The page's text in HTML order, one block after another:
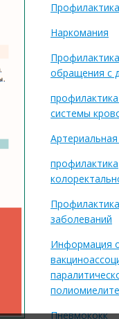
Наркомания
обращения с
системы
профилактика
заболеваний
Информация
полиомиелите
Пневмококк